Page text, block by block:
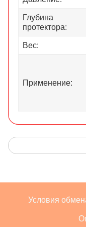
Глубина
протектора:
Вес:
Применение:
Условия